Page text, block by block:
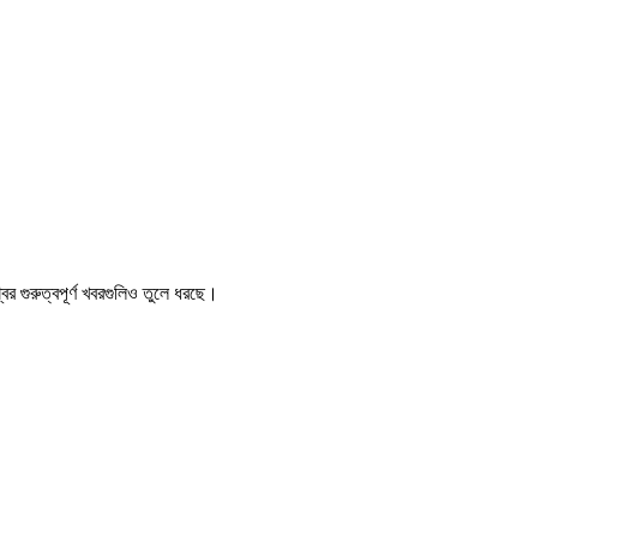
গুরুত্বপূর্ণ খবরগুলিও তুলে ধরছে।